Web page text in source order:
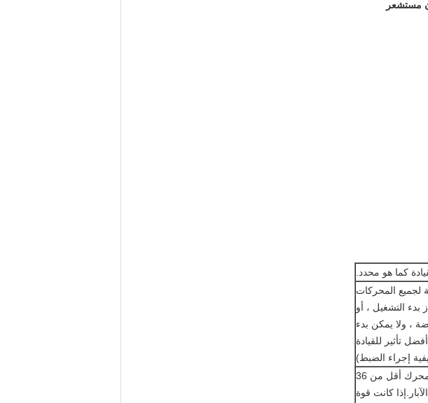
لجميع المحركات
بدء التشغيل ، أو
، ولا يمكن بدء
تأثير للقيادة
إجراء الضبط)
3. لوحة القيادة JYQD-V8.10B عبارة عن لوحة عارية بدون غلاف ومبدد حرارة.إذا كانت قوة المحرك أقل من 36
كانت قوة